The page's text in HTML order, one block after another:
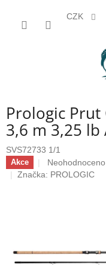
CZK
Prologic Prut
3,6 m 3,25 lb
SVS72733 1/1
Akce
Průměrné
hodnocení
Neohodnoceno
Značka: PROLOGIC